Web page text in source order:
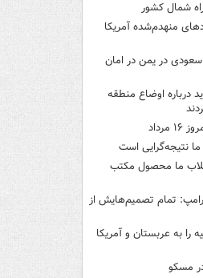
شمال کشور
منهدم‌شده آمریکا
سعودی در یمن در امان
درباره اوضاع منطقه
نتیجه‌گرایی است
ما محصول مکتب
تمام تصمیم‌هایش از
را به عربستان و آمریکا
مسکو